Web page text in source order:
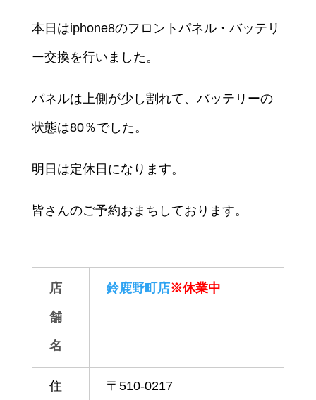
本日はiphone8のフロントパネル・バッテリ
ー交換を行いました。
パネルは上側が少し割れて、バッテリーの
状態は80％でした。
明日は定休日になります。
皆さんのご予約おまちしております。
店
舗
名
鈴鹿野町店※休業中
住 〒510-0217